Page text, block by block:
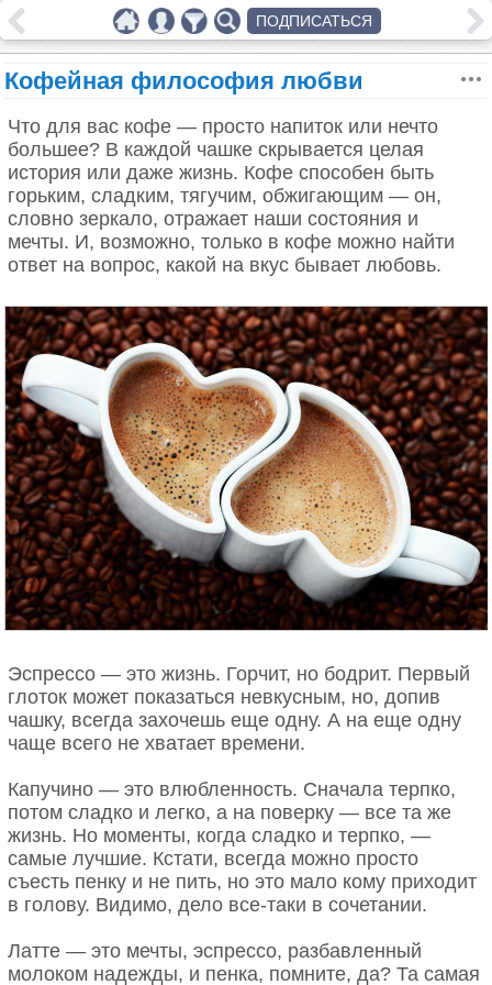
Кофейная философия любви
Что для вас кофе — просто напиток или нечто
большее? В каждой чашке скрывается целая
история или даже жизнь. Кофе способен быть
горьким, сладким, тягучим, обжигающим — он,
словно зеркало, отражает наши состояния и
мечты. И, возможно, только в кофе можно найти
ответ на вопрос, какой на вкус бывает любовь.
Эспрессо — это жизнь. Горчит, но бодрит. Первый
глоток может показаться невкусным, но, допив
чашку, всегда захочешь еще одну. А на еще одну
чаще всего не хватает времени.
Капучино — это влюбленность. Сначала терпко,
потом сладко и легко, а на поверку — все та же
жизнь. Но моменты, когда сладко и терпко, —
самые лучшие. Кстати, всегда можно просто
съесть пенку и не пить, но это мало кому приходит
в голову. Видимо, дело все-таки в сочетании.
Латте — это мечты, эспрессо, разбавленный
молоком надежды, и пенка, помните, да? Та самая
ПОДПИСАТЬСЯ